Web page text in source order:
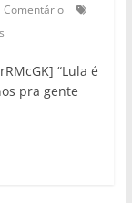
Comentário
“Lula é
pra gente